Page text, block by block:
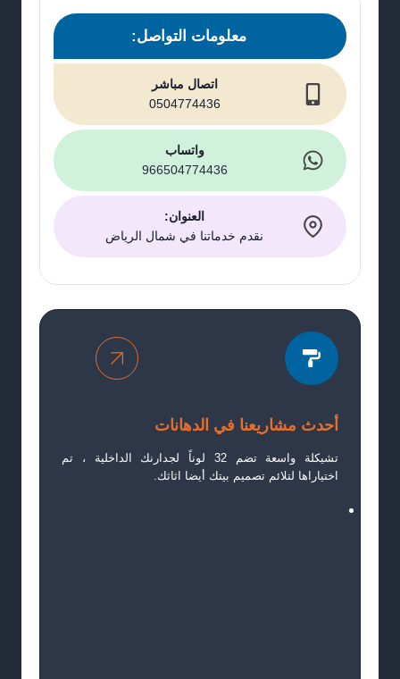
0504774436
بوية
معلومات التواصل:
اتصال مباشر
0504774436
واتساب
966504774436
العنوان:
نقدم خدماتنا في شمال الرياض
أحدث مشاريعنا في الدهانات
تشيكلة واسعة تضم 32 لوناً لجدارنك الداخلية ، تم
اختياراها لتلائم تصميم بيتك أيضا اثاثك.